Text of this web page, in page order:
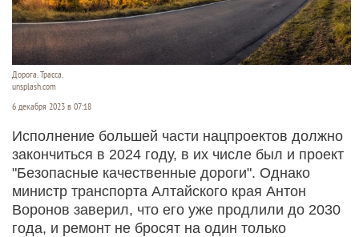
Дорога. Трасса.
unsplash.com
6 декабря 2023 в 07:18
Исполнение большей части нацпроектов должно
закончиться в 2024 году, в их числе был и проект
"Безопасные качественные дороги". Однако
министр транспорта Алтайского края Антон
Воронов заверил, что его уже продлили до 2030
года, и ремонт не бросят на один только